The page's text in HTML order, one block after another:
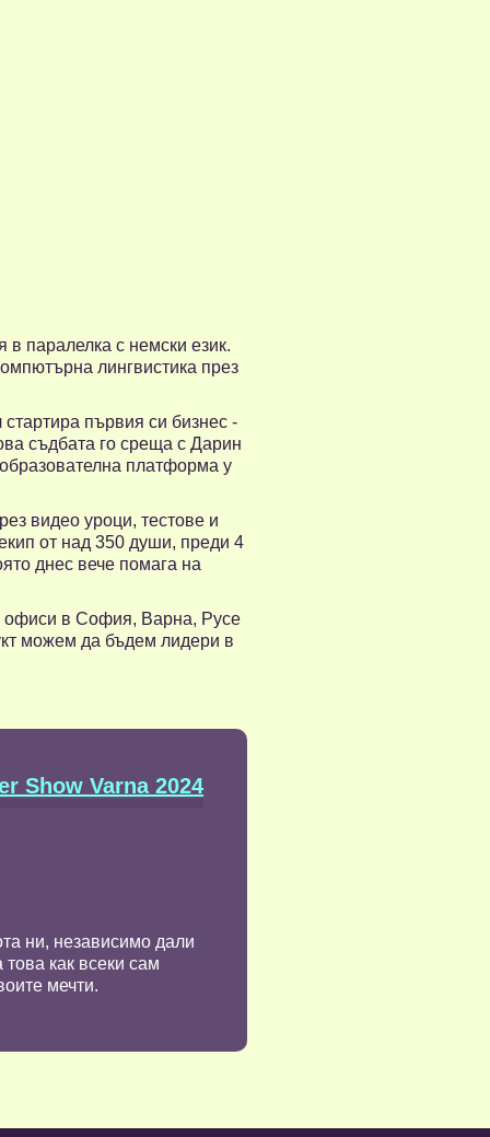
паралелка с немски език.
лингвистика през
първия си бизнес -
съдбата го среща с Дарин
платформа у
видео уроци, тестове и
от над 350 души, преди 4
днес вече помага на
офиси в София, Варна, Русе
можем да бъдем лидери в
Show Varna 2024
ни, независимо дали
как всеки сам
мечти.